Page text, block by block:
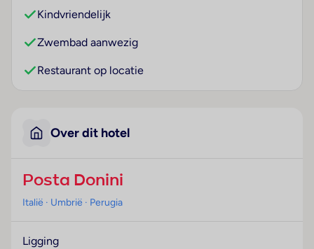
Kindvriendelijk
Zwembad aanwezig
Restaurant op locatie
Over dit hotel
Posta Donini
Italië · Umbrië · Perugia
Ligging